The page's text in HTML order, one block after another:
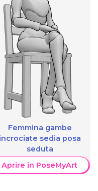
Femmina gambe
incrociate sedia posa
seduta
Aprire in PoseMyArt